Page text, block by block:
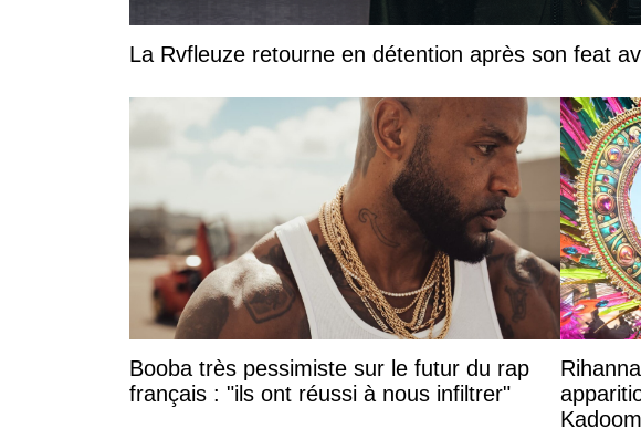
La Rvfleuze retourne en détention après son feat
Booba très pessimiste sur le futur du rap
français : "ils ont réussi à nous infiltrer"